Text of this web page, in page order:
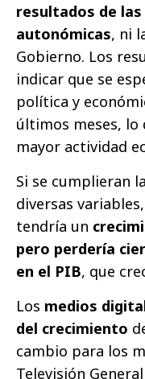
resultados de
autonómicas, ni
Gobierno. Los
indicar que se
política y
últimos meses, lo
mayor actividad
Si se cumplieran
diversas
tendría un
pero perdería
en el PIB, que
Los medios
del crecimiento
cambio para los
Televisión